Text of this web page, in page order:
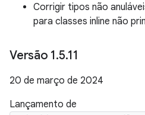
Corrigir tipos não
para classes inline não
Versão 1.5.11
20 de março de 2024
Lançamento de